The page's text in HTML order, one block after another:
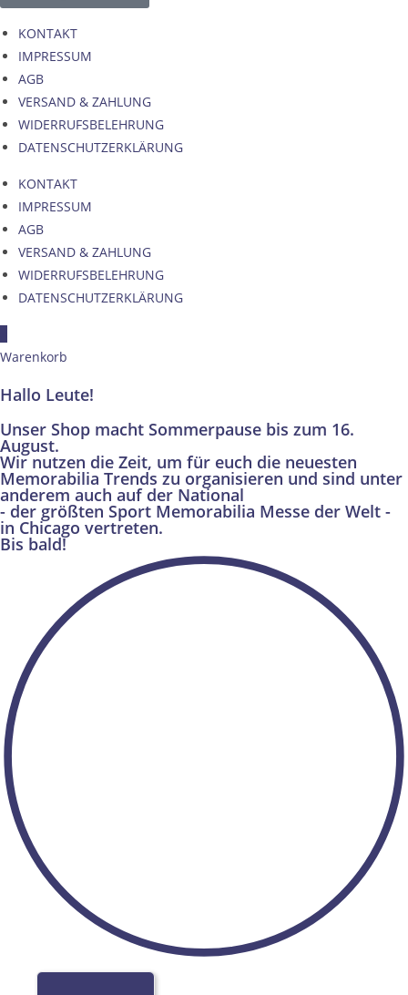
KONTAKT
IMPRESSUM
AGB
VERSAND & ZAHLUNG
WIDERRUFSBELEHRUNG
DATENSCHUTZERKLÄRUNG
KONTAKT
IMPRESSUM
AGB
VERSAND & ZAHLUNG
WIDERRUFSBELEHRUNG
DATENSCHUTZERKLÄRUNG
Warenkorb
Hallo Leute!
Unser Shop macht Sommerpause bis zum 16.
August.
Wir nutzen die Zeit, um für euch die neuesten
Memorabilia Trends zu organisieren und sind unter
anderem auch auf der National
- der größten Sport Memorabilia Messe der Welt -
in Chicago vertreten.
Bis bald!